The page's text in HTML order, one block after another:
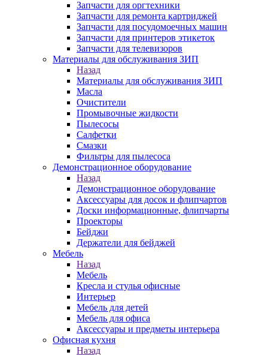
Запчасти для оргтехники
Запчасти для ремонта картриджей
Запчасти для посудомоечных машин
Запчасти для принтеров этикеток
Запчасти для телевизоров
Материалы для обслуживания ЗИП
Назад
Материалы для обслуживания ЗИП
Масла
Очистители
Промывочные жидкости
Пылесосы
Салфетки
Смазки
Фильтры для пылесоса
Демонстрационное оборудование
Назад
Демонстрационное оборудование
Аксессуары для досок и флипчартов
Доски информационные, флипчарты
Проекторы
Бейджи
Держатели для бейджей
Мебель
Назад
Мебель
Кресла и стулья офисные
Интерьер
Мебель для детей
Мебель для офиса
Аксессуары и предметы интерьера
Офисная кухня
Назад